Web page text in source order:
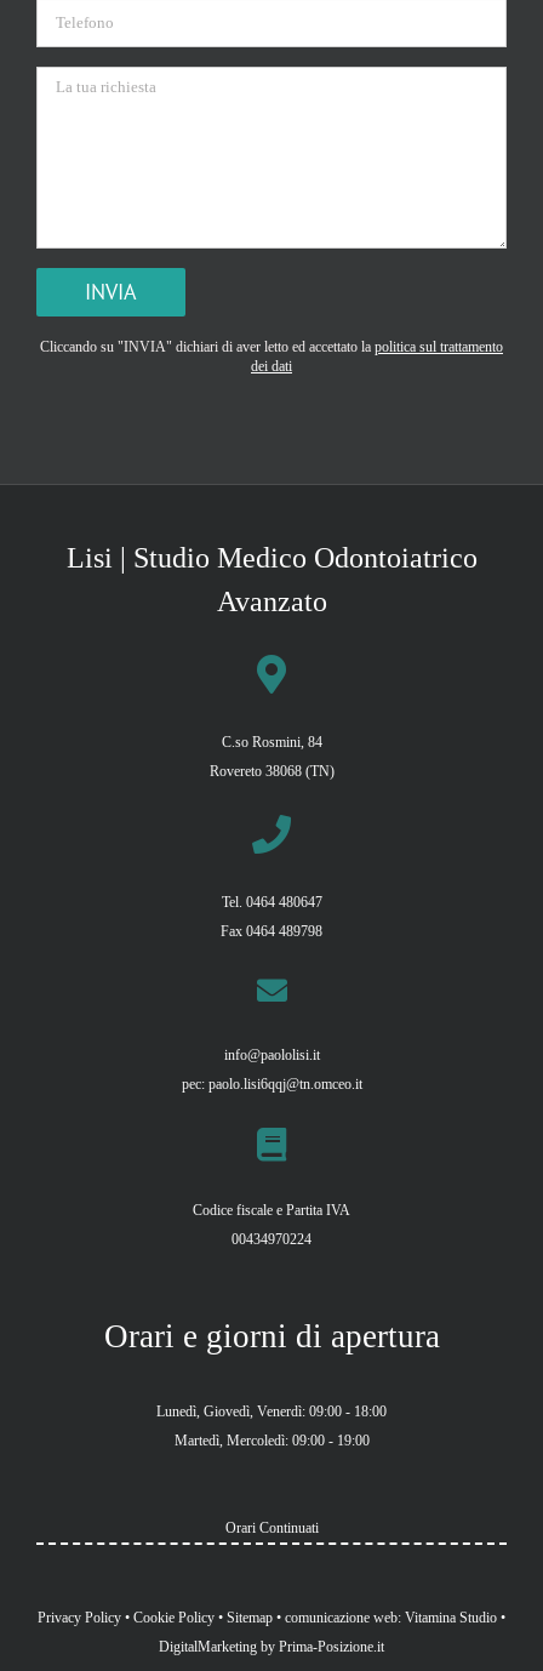
Si prega di lasciare vuoto questo campo.
Cliccando su "INVIA" dichiari di aver letto ed accettato la politica sul trattamento
dei dati
Lisi | Studio Medico Odontoiatrico
Avanzato
C.so Rosmini, 84
Rovereto 38068 (TN)
Tel. 0464 480647
Fax 0464 489798
info@paololisi.it
pec: paolo.lisi6qqj@tn.omceo.it
Codice fiscale e Partita IVA
00434970224
Orari e giorni di apertura
Lunedì, Giovedì, Venerdì: 09:00 - 18:00
Martedì, Mercoledì: 09:00 - 19:00
Orari Continuati
Privacy Policy • Cookie Policy • Sitemap • comunicazione web: Vitamina Studio •
DigitalMarketing by Prima-Posizione.it